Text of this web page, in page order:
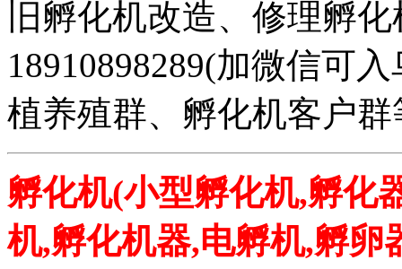
旧孵化机改造、修理孵
18910898289(加微信可
植养殖群、孵化机客户
孵化机(小型孵化机,孵化
机,孵化机器,电孵机,孵卵